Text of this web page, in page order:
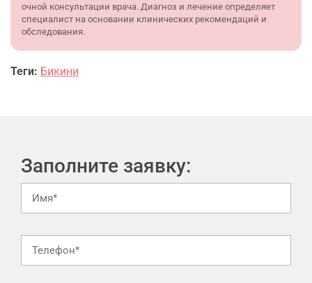
очной консультации врача. Диагноз и лечение определяет
специалист на основании клинических рекомендаций и
обследования.
Теги: Бикини
Заполните заявку: